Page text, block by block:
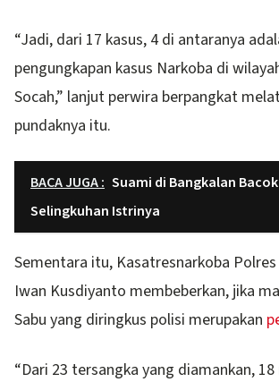
“Jadi, dari 17 kasus, 4 di antaranya
pengungkapan kasus Narkoba di
Socah,” lanjut perwira berpangkat
pundaknya itu.
BACA JUGA : Suami di Bangkalan Bacok
Selingkuhan Istrinya
Sementara itu, Kasatresnarkoba
Iwan Kusdiyanto membeberkan, jika
Sabu yang diringkus polisi merupakan
“Dari 23 tersangka yang diamankan,